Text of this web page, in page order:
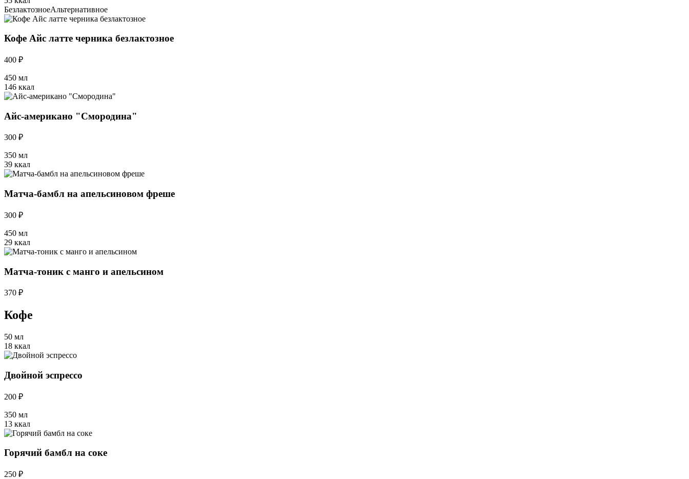
БезлактозноеАльтернативное
Кофе Айс латте черника безлактозное
400 ₽
450 мл
146 ккал
Айс-американо "Смородина"
300 ₽
350 мл
39 ккал
Матча-бамбл на апельсиновом фреше
300 ₽
450 мл
29 ккал
Матча-тоник с манго и апельсином
370 ₽
Кофе
50 мл
18 ккал
Двойной эспрессо
200 ₽
350 мл
13 ккал
Горячий бамбл на соке
250 ₽